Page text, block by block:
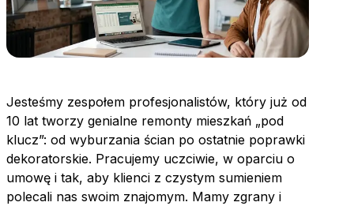
Jesteśmy zespołem profesjonalistów, który już od
10 lat tworzy genialne remonty mieszkań „pod
klucz”: od wyburzania ścian po ostatnie poprawki
dekoratorskie. Pracujemy uczciwie, w oparciu o
umowę i tak, aby klienci z czystym sumieniem
polecali nas swoim znajomym. Mamy zgrany i